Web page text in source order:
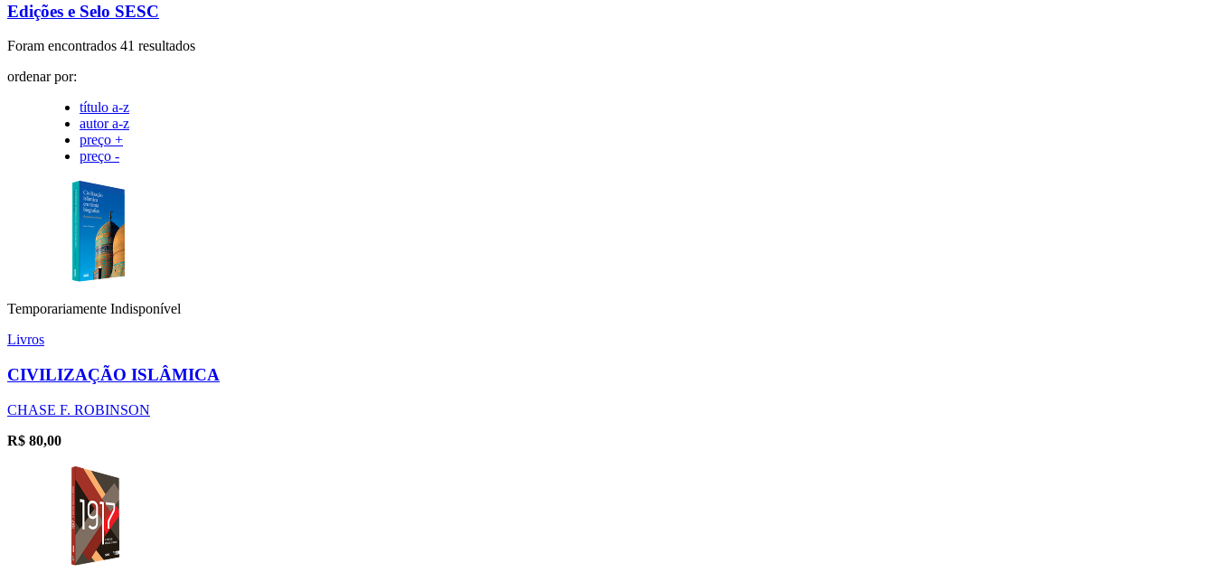
Edições e Selo SESC
Foram encontrados 41 resultados
ordenar por:
título a-z
autor a-z
preço +
preço -
Temporariamente Indisponível
Livros
CIVILIZAÇÃO ISLÂMICA
CHASE F. ROBINSON
R$ 80,00